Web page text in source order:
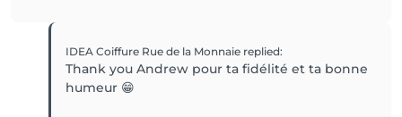
IDEA Coiffure Rue de la Monnaie replied:
Thank you Andrew pour ta fidélité et ta bonne
humeur 😁